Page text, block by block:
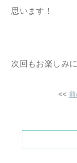
思います！
次回もお楽しみ
<<